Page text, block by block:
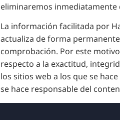
eliminaremos inmediatamente
La información facilitada por
actualiza de forma
comprobación. Por este
respecto a la exactitud,
los sitios web a los que se
se hace responsable del